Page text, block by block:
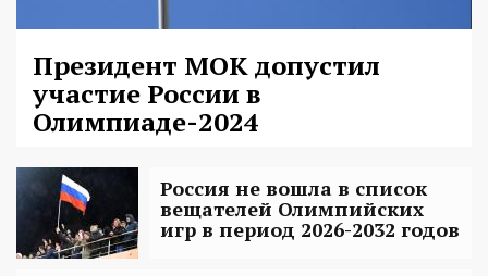
Президент МОК допустил
участие России в
Олимпиаде-2024
Россия не вошла в список
вещателей Олимпийских
игр в период 2026-2032 годов